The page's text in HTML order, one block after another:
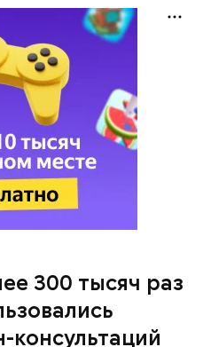
300 тысяч раз
консультаций
элементов.
в устройство,
жидкость, похожая на